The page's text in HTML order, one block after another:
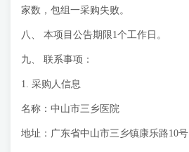
家数，包组一采购失败。
八、 本项目公告期限1个工作日。
九、 联系事项：
1. 采购人信息
名称：中山市三乡医院
地址：广东省中山市三乡镇康乐路10号